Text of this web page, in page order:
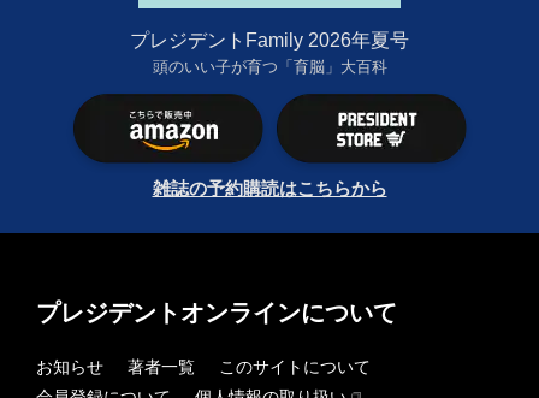
プレジデントFamily 2026年夏号
頭のいい子が育つ「育脳」大百科
雑誌の予約購読はこちらから
プレジデントオンラインについて
お知らせ 著者一覧
このサイトについて